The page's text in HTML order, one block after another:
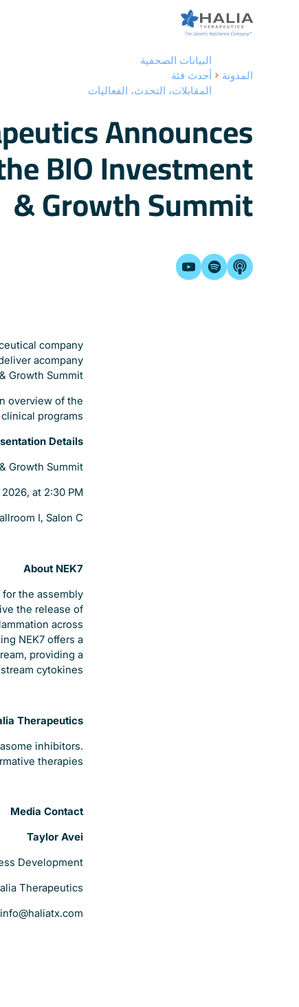
المدونة
البيانات الصحفية
أحدث فئة
المقابلات، التحدث، الفعاليات
Announces
BIO Investment
& Growth Summit
company
acompany
Growth Summit.
overview of the
programs.
Details
Growth Summit
at 2:30 PM
I, Salon C
About NEK7
the assembly
the release of
across
NEK7 offers a
providing a
cytokines.
Therapeutics
inhibitors.
therapies.
Media Contact
Taylor Avei
Development
Therapeutics
info@haliatx.com